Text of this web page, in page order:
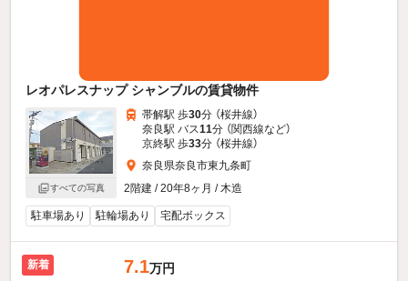
レオパレスナップ シャンブルの賃貸物件
すべての写真
帯解駅 歩30分 （桜井線）
奈良駅 バス11分 （関西線など）
京終駅 歩33分 （桜井線）
奈良県奈良市東九条町
2階建 / 20年8ヶ月 / 木造
駐車場あり 駐輪場あり 宅配ボックス
新着 7.1万円